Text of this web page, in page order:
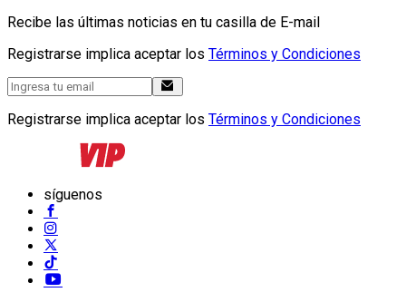
Recibe las últimas noticias en tu casilla de E-mail
Registrarse implica aceptar los Términos y Condiciones
Registrarse implica aceptar los Términos y Condiciones
síguenos